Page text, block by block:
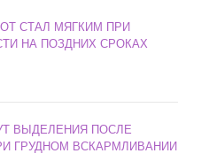
СТАЛ МЯГКИМ ПРИ
НА ПОЗДНИХ СРОКАХ
ВЫДЕЛЕНИЯ ПОСЛЕ
ГРУДНОМ ВСКАРМЛИВАНИИ